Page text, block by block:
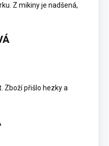
Z mikiny je nadšená,
Zboží přišlo hezky a